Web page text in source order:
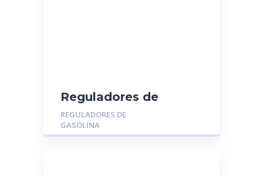
Reguladores de
Gasolina MGR-014035:
JEEP CHEROKEE –
GRAND CHEROKEE
REGULADORES DE
GASOLINA